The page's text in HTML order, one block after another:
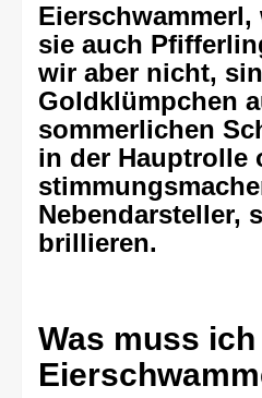
sie auch
wir aber nicht,
Goldklümpchen
sommerlichen
in der Hauptrolle
Nebendarsteller,
brillieren.
Was muss